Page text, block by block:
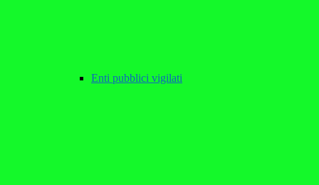
Enti pubblici vigilati